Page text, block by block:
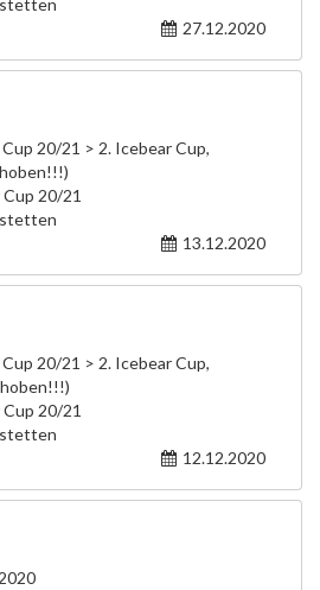
27.12.2020
20/21 > 2. Icebear Cup,
20/21
13.12.2020
20/21 > 2. Icebear Cup,
20/21
12.12.2020